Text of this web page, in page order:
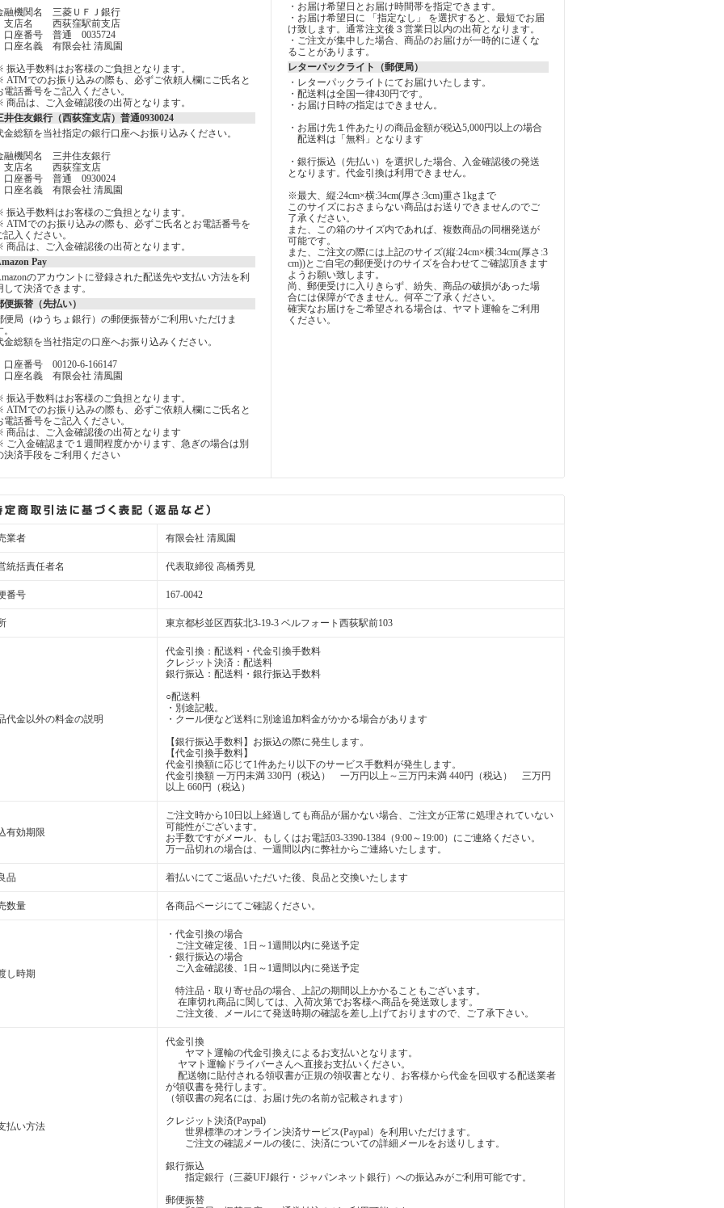
融機関名 三菱ＵＦＪ銀行
店名 西荻窪駅前支店
座番号 普通 0035724
座名義 有限会社 清風園
振込手数料はお客様のご負担となります。
ATMでのお振り込みの際も、必ずご依頼人欄にご氏名と
電話番号をご記入ください。
商品は、ご入金確認後の出荷となります。
井住友銀行（西荻窪支店）普通0930024
金総額を当社指定の銀行口座へお振り込みください。
融機関名 三井住友銀行
店名 西荻窪支店
座番号 普通 0930024
座名義 有限会社 清風園
振込手数料はお客様のご負担となります。
ATMでのお振り込みの際も、必ずご氏名とお電話番号を
記入ください。
商品は、ご入金確認後の出荷となります。
Pay
のアカウントに登録された配送先や支払い方法を利
して決済できます。
便振替（先払い）
便局（ゆうちょ銀行）の郵便振替がご利用いただけま
金総額を当社指定の口座へお振り込みください。
座番号 00120-6-166147
座名義 有限会社 清風園
振込手数料はお客様のご負担となります。
ATMでのお振り込みの際も、必ずご依頼人欄にご氏名と
電話番号をご記入ください。
商品は、ご入金確認後の出荷となります
ご入金確認まで１週間程度かかります、急ぎの場合は別
決済手段をご利用ください
・お届け希望日とお届け時間帯を指定できます。
・お届け希望日に 「指定なし」 を選択すると、最短でお届
け致します。通常注文後３営業日以内の出荷となります。
・ご注文が集中した場合、商品のお届けが一時的に遅くな
ることがあります。
レターパックライト（郵便局）
・レターパックライトにてお届けいたします。
・配送料は全国一律430円です。
・お届け日時の指定はできません。
・お届け先１件あたりの商品金額が税込5,000円以上の場合
配送料は「無料」となります
・銀行振込（先払い）を選択した場合、入金確認後の発送
となります。代金引換は利用できません。
※最大、縦:24cm×横:34cm(厚さ:3cm)重さ1kgまで
このサイズにおさまらない商品はお送りできませんのでご
了承ください。
また、この箱のサイズ内であれば、複数商品の同梱発送が
可能です。
また、ご注文の際には上記のサイズ(縦:24cm×横:34cm(厚さ:3
cm))とご自宅の郵便受けのサイズを合わせてご確認頂きます
ようお願い致します。
尚、郵便受けに入りきらず、紛失、商品の破損があった場
合には保障ができません。何卒ご了承ください。
確実なお届けをご希望される場合は、ヤマト運輸をご利用
ください。
業者 有限会社 清風園
統括責任者名 代表取締役 高橋秀見
番号 167-0042
東京都杉並区西荻北3-19-3 ベルフォート西荻駅前103
代金以外の料金の説明
代金引換：配送料・代金引換手数料
クレジット決済：配送料
銀行振込：配送料・銀行振込手数料
○配送料
・別途記載。
・クール便など送料に別途追加料金がかかる場合があります
【銀行振込手数料】お振込の際に発生します。
【代金引換手数料】
代金引換額に応じて1件あたり以下のサービス手数料が発生します。
代金引換額 一万円未満 330円（税込） 一万円以上～三万円未満 440円（税込） 三万円
以上 660円（税込）
有効期限
ご注文時から10日以上経過しても商品が届かない場合、ご注文が正常に処理されていない
可能性がございます。
お手数ですがメール、もしくはお電話03-3390-1384（9:00～19:00）にご連絡ください。
万一品切れの場合は、一週間以内に弊社からご連絡いたします。
品 着払いにてご返品いただいた後、良品と交換いたします
数量 各商品ページにてご確認ください。
し時期
・代金引換の場合
ご注文確定後、1日～1週間以内に発送予定
・銀行振込の場合
ご入金確認後、1日～1週間以内に発送予定
特注品・取り寄せ品の場合、上記の期間以上かかることもございます。
在庫切れ商品に関しては、入荷次第でお客様へ商品を発送致します。
ご注文後、メールにて発送時期の確認を差し上げておりますので、ご了承下さい。
払い方法
代金引換
ヤマト運輸の代金引換えによるお支払いとなります。
ヤマト運輸ドライバーさんへ直接お支払いください。
配送物に貼付される領収書が正規の領収書となり、お客様から代金を回収する配送業者
が領収書を発行します。
（領収書の宛名には、お届け先の名前が記載されます）
クレジット決済(Paypal)
世界標準のオンライン決済サービス(Paypal）を利用いただけます。
ご注文の確認メールの後に、決済についての詳細メールをお送りします。
銀行振込
指定銀行（三菱UFJ銀行・ジャパンネット銀行）への振込みがご利用可能です。
郵便振替